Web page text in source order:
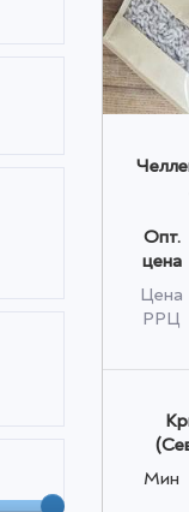
Опт.
цена
Цена
РРЦ
Мин